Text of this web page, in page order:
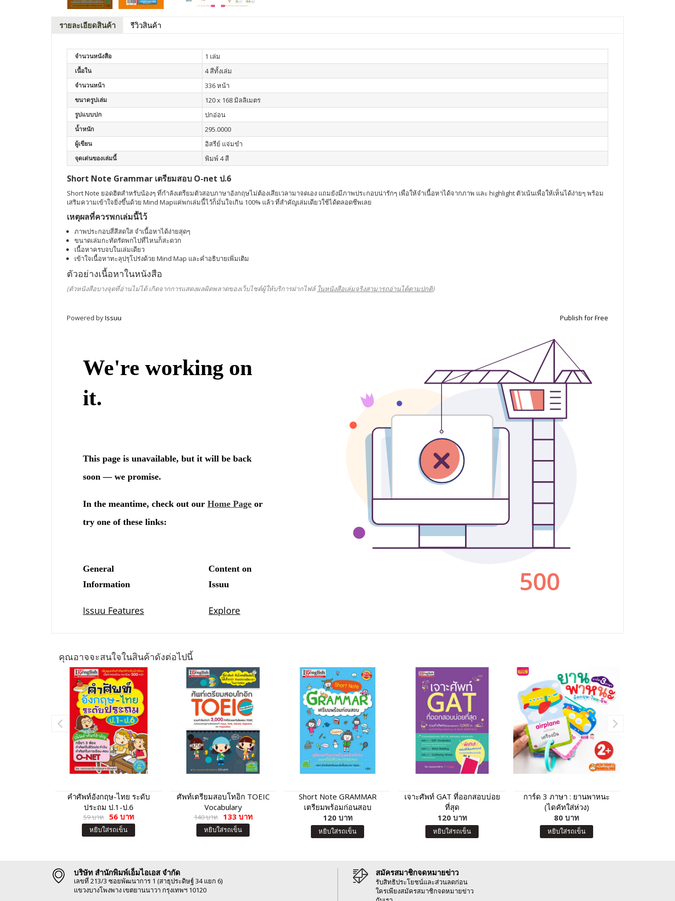
รายละเอียดสินค้า รีวิวสินค้า
จำนวนหนังสือ 1 เล่ม
เนื้อใน 4 สีทั้งเล่ม
จำนวนหน้า 336 หน้า
ขนาดรูปเล่ม 120 x 168 มิลลิเมตร
รูปแบบปก ปกอ่อน
น้ำหนัก 295.0000
ผู้เขียน อิสรีย์ แจ่มขำ
จุดเด่นของเล่มนี้ พิมพ์ 4 สี
Short Note Grammar เตรียมสอบ O-net ป.6
Short Note ยอดฮิตสำหรับน้องๆ ที่กำลังเตรียมตัวสอบภาษาอังกฤษไม่ต้องเสียเวลามาจดเอง แถมยังมีภาพประกอบน่ารักๆ เพื่อให้จำเนื้อหาได้จากภาพ และ highlight ตัวเน้นเพื่อให้เห็นได้ง่ายๆ พร้อม
เสริมความเข้าใจยิ่งขึ้นด้วย Mind Mapแค่พกเล่มนี้ไว้ก็มั่นใจเกิน 100% แล้ว ที่สำคัญเล่มเดียวใช้ได้ตลอดชีพเลย
เหตุผลที่ควรพกเล่มนี้ไว้
ภาพประกอบสี่สีสดใส จำเนื้อหาได้ง่ายสุดๆ
ขนาดเล่มกะทัดรัดพกไปที่ไหนก็สะดวก
เนื้อหาครบจบในเล่มเดียว
เข้าใจเนื้อหาทะลุปรุโปร่งด้วย Mind Map และคำอธิบายเพิ่มเติม
ตัวอย่างเนื้อหาในหนังสือ
(ตัวหนังสือบางจุดที่อ่านไม่ได้ เกิดจากการแสดงผลผิดพลาดของเว็บไซต์ผู้ให้บริการฝากไฟล์ ในหนังสือเล่มจริงสามารถอ่านได้ตามปกติ)
Powered byIssuu Publish for Free
คุณอาจจะสนใจในสินค้าดังต่อไปนี้
คำศัพท์อังกฤษ-ไทย ระดับ
ประถม ป.1-ป.6
59 บาท 56 บาท
หยิบใส่รถเข็น
ศัพท์เตรียมสอบโทอิก TOEIC
Vocabulary
140 บาท 133 บาท
หยิบใส่รถเข็น
Short Note GRAMMAR
เตรียมพร้อมก่อนสอบ
120 บาท
หยิบใส่รถเข็น
เจาะศัพท์ GAT ที่ออกสอบบ่อย
ที่สุด
120 บาท
หยิบใส่รถเข็น
การ์ด 3 ภาษา : ยานพาหนะ
(ไดคัทใส่ห่วง)
80 บาท
หยิบใส่รถเข็น
บริษัท สำนักพิมพ์เอ็มไอเอส จำกัด
เลขที่ 213/3 ซอยพัฒนาการ 1 (สาธุประดิษฐ์ 34 แยก 6)
แขวงบางโพงพาง เขตยานนาวา กรุงเทพฯ 10120
สมัครสมาชิกจดหมายข่าว
รับสิทธิประโยชน์และส่วนลดก่อน
ใครเพียงสมัครสมาชิกจดหมายข่าว